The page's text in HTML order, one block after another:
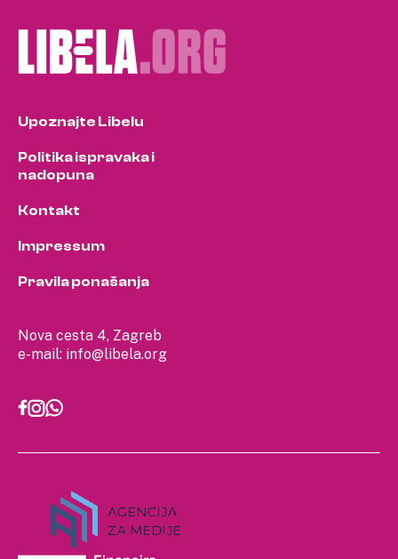
Nova cesta 4, Zagreb
e-mail: info@libela.org
Upoznajte Libelu
Politika ispravaka i
nadopuna
Kontakt
Impressum
Pravila ponašanja